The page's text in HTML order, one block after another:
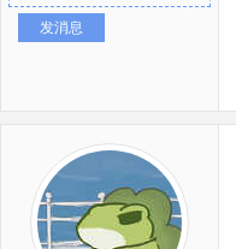
发消息